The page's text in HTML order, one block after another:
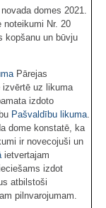
domes 2021.
noteikumi Nr. 20
kopšanu un būvju
Pārejas
izvērtē uz likuma
izdoto
Pašvaldību likuma
dome konstatē, ka
ir novecojuši un
ietvertajam
izdot
atbilstoši
pilnvarojumam.